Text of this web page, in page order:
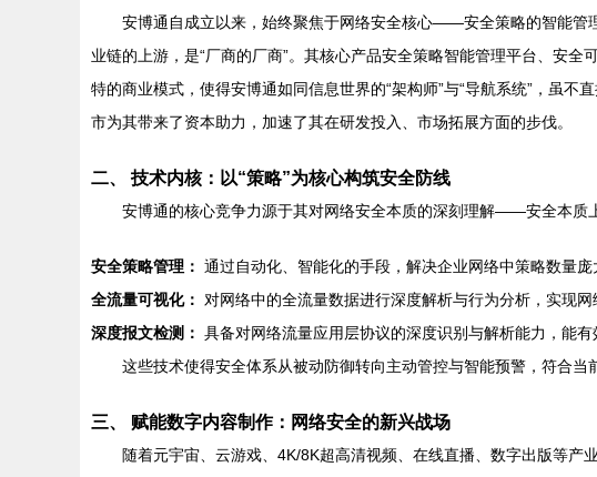
安博通自成立以来，始终聚焦于网络安全核心——安全策略的智能管
业链的上游，是“厂商的厂商”。其核心产品安全策略智能管理平台、安
特的商业模式，使得安博通如同信息世界的“架构师”与“导航系统”，虽
市为其带来了资本助力，加速了其在研发投入、市场拓展方面的步伐。
二、 技术内核：以“策略”为核心构筑安全防线
安博通的核心竞争力源于其对网络安全本质的深刻理解——安全本质
安全策略管理： 通过自动化、智能化的手段，解决企业网络中策略数量
全流量可视化：
对网络中的全流量数据进行深度解析与行为分析，实现
深度报文检测： 具备对网络流量应用层协议的深度识别与解析能力，能
这些技术使得安全体系从被动防御转向主动管控与智能预警，符合当
三、 赋能数字内容制作：网络安全的新兴战场
随着元宇宙、云游戏、4K/8K超高清视频、在线直播、数字出版等